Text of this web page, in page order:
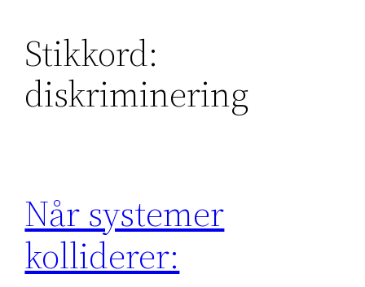
Stikkord:
diskriminering
Når systemer
kolliderer: